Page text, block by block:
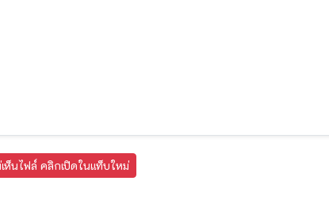
ห็นไฟล์ คลิกเปิดในแท็บใหม่